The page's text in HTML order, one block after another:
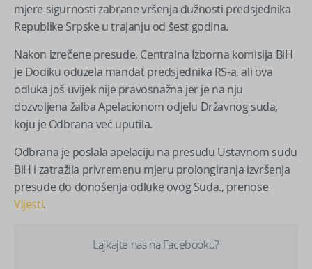
mjere sigurnosti zabrane vršenja dužnosti predsjednika
Republike Srpske u trajanju od šest godina.
Nakon izrečene presude, Centralna Izborna komisija BiH
je Dodiku oduzela mandat predsjednika RS-a, ali ova
odluka još uvijek nije pravosnažna jer je na nju
dozvoljena žalba Apelacionom odjelu Državnog suda,
koju je Odbrana već uputila.
Odbrana je poslala apelaciju na presudu Ustavnom sudu
BiH i zatražila privremenu mjeru prolongiranja izvršenja
presude do donošenja odluke ovog Suda., prenose
Vijesti.
Lajkajte nas na Facebooku?